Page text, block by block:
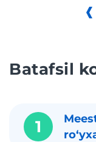
Batafsil
1